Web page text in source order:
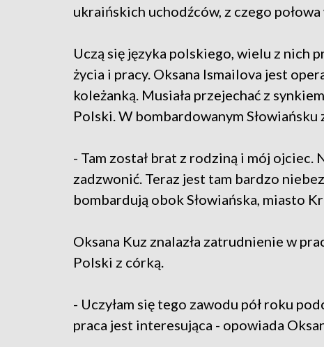
ukraińskich uchodźców, z czego
Uczą się języka polskiego, wielu z nich
życia i pracy. Oksana Ismailova jest
koleżanką. Musiała przejechać z
Polski. W bombardowanym Słowiańsku
- Tam został brat z rodziną i mój
zadzwonić. Teraz jest tam bardzo
bombardują obok Słowiańska, miasto
Oksana Kuz znalazła zatrudnienie w
Polski z córką.
- Uczyłam się tego zawodu pół roku
praca jest interesująca - opowiada